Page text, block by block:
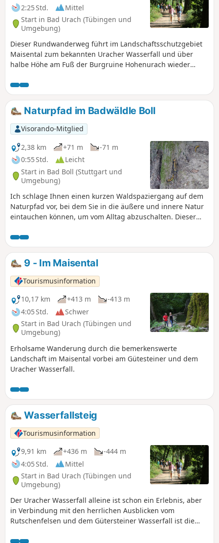
2:25 Std.
Mittel
Start in Bad Urach (Tübingen und
Umgebung)
Dieser Rundwanderweg führt im Landschaftsschutzgebiet
Maisental zum bekannten Uracher Wasserfall und über
halbe Höhe am Fuß der Burgruine Hohenurach wieder
Naturpfad im Badwäldle Boll
Visorando-Mitglied
2,38 km
+71 m
-71 m
0:55 Std.
Leicht
Start in Bad Boll (Stuttgart und
Umgebung)
Ich schlage Ihnen einen kurzen Waldspaziergang auf dem
Naturpfad vor, bei dem Sie in die äußere und innere Natur
eintauchen können, um vom Alltag abzuschalten. Dieser
Ihnen, der Hektik der Stadt zu entfliehen. Sie können die
Natur in ihrer ganzen Schönheit und mit all Ihren Sinnen
wahrnehmen. Ein tolles Erlebnis für die ganze Familie,
wenn Sie im Urlaub in der Gegend von Bad Boll in
Deutschland sind.
9 - Im Maisental
Tourismusinformation
10,17 km
+413 m
-413 m
4:05 Std.
Schwer
Start in Bad Urach (Tübingen und
Umgebung)
Erholsame Wanderung durch die bemerkenswerte
Landschaft im Maisental vorbei am Gütesteiner und dem
Uracher Wasserfall.
Wasserfallsteig
Tourismusinformation
9,91 km
+436 m
-444 m
4:05 Std.
Mittel
Start in Bad Urach (Tübingen und
Umgebung)
Der Uracher Wasserfall alleine ist schon ein Erlebnis, aber
in Verbindung mit den herrlichen Ausblicken vom
Rutschenfelsen und dem Gütersteiner Wasserfall ist die